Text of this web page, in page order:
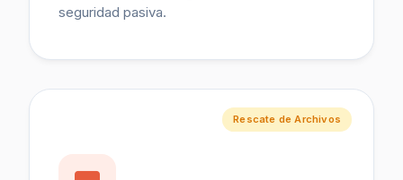
seguridad pasiva.
Rescate de Archivos